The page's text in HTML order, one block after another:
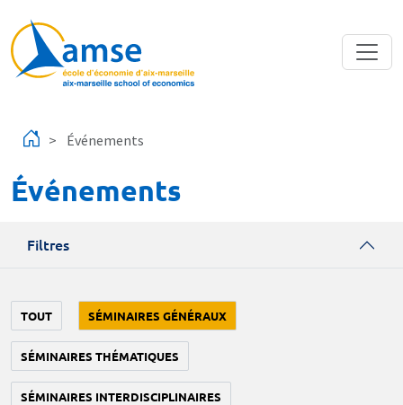
Événements
Événements
Filtres
TOUT SÉMINAIRES GÉNÉRAUX
SÉMINAIRES THÉMATIQUES
SÉMINAIRES INTERDISCIPLINAIRES